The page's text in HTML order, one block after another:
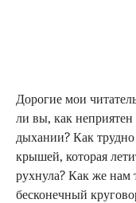
Дорогие мои
ли вы, как неприятен
дыхании? Как трудно
крышей, которая
рухнула? Как же нам
бесконечный